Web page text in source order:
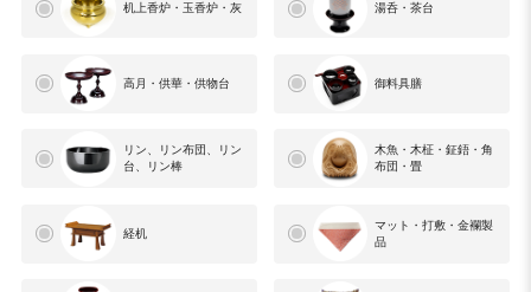
机上香炉・玉香炉・灰 湯呑・茶台
高月・供華・供物台 御料具膳
リン、リン布団、リン
台、リン棒
木魚・木柾・鉦鋙・角
布団・畳
経机
マット・打敷・金襴製
品